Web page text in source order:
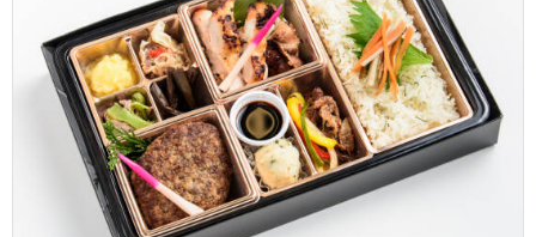
※仕入れ状況により、容器・副菜の内容が変わる場合がござい
ます。
※本商品は当店のカジュアルブランド「つか弁」の商品です。
5.0
とにかく最強の商品です。ネーミングが長いですが この
商品の豪華さが伝わってきて食欲をそそります。味も間違
いなく大満足でした。牛と豚、両方楽しめるのはとてもい
い商品です。